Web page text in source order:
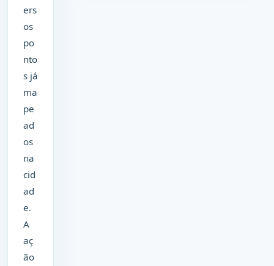
ers
os
po
nto
s já
ma
pe
ad
os
na
cid
ad
e.
A
aç
ão